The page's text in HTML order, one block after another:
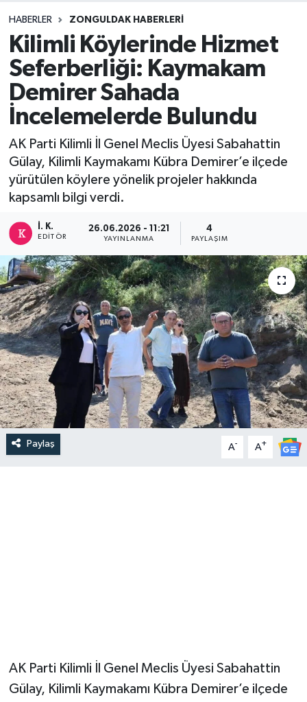
HABERLER ZONGULDAK HABERLERI
Kilimli Köylerinde Hizmet
Seferberliği: Kaymakam
Demirer Sahada
İncelemelerde Bulundu
AK Parti Kilimli İl Genel Meclis Üyesi Sabahattin
Gülay, Kilimli Kaymakamı Kübra Demirer’e ilçede
yürütülen köylere yönelik projeler hakkında
kapsamlı bilgi verdi.
İ. K.
EDITÖR
26.06.2026 - 11:21
YAYINLANMA
4
PAYLAŞIM
Paylaş A- A+
AK Parti Kilimli İl Genel Meclis Üyesi Sabahattin
Gülay, Kilimli Kaymakamı Kübra Demirer’e ilçede
DEVREK
DÜZCE
EREĞLİ
KARABÜK
KASTAMONU